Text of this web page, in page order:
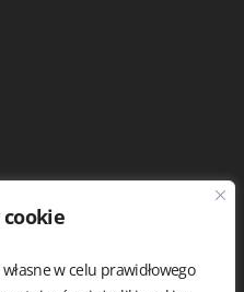
w celu prawidłowego